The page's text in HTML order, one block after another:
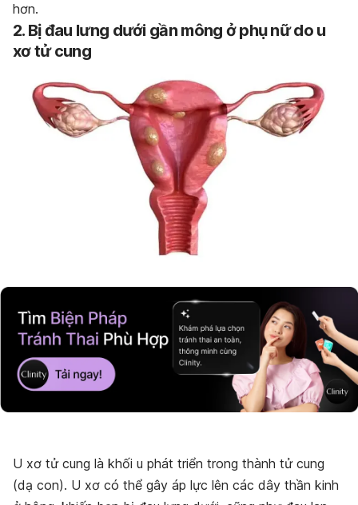
hơn.
2. Bị đau lưng dưới gần mông ở phụ nữ do u
xơ tử cung
U xơ tử cung là khối u phát triển trong thành tử cung
(dạ con). U xơ có thể gây áp lực lên các dây thần kinh